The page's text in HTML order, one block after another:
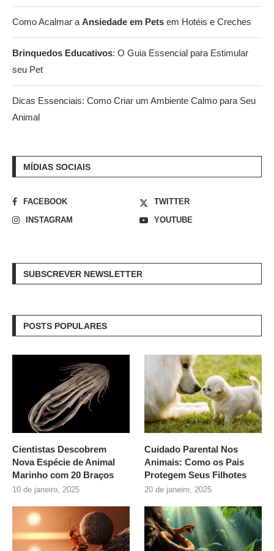
Como Acalmar a Ansiedade em Pets em Hotéis e Creches
Brinquedos Educativos: O Guia Essencial para Estimular
seu Pet
Dicas Essenciais: Como Criar um Ambiente Calmo para Seu
Animal
MÍDIAS SOCIAIS
FACEBOOK
TWITTER
INSTAGRAM
YOUTUBE
SUBSCREVER NEWSLETTER
POSTS POPULARES
Cientistas Descobrem
Nova Espécie de Animal
Marinho com 20 Braços
10 de janeiro, 2025
Cuidado Parental Nos
Animais: Como os Pais
Protegem Seus Filhotes
20 de janeiro, 2025